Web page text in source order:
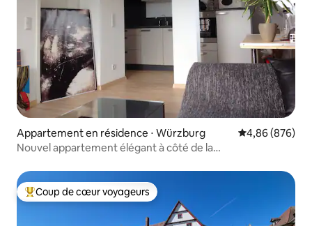
Appartement en résidence ⋅ Würzburg Évaluation
4,86 (876)
Nouvel appartement élégant à côté de la
Coups de cœur voyageurs les plus appréciés
Coup de cœur voyageurs